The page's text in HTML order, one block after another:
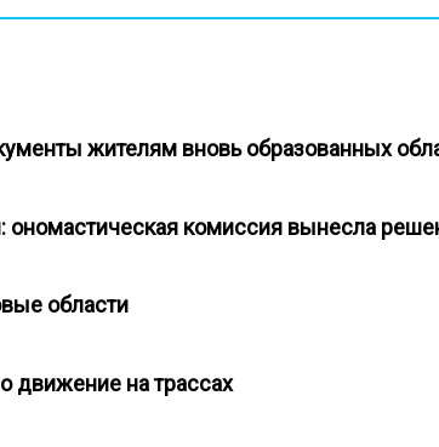
жителям вновь образованных
ономастическая комиссия вынесла
области
движение на трассах